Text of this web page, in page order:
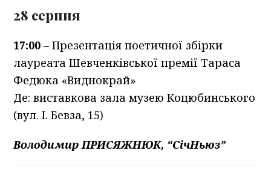
28 серпня
17:00– Презентація поетичної збірки
лауреата Шевченківської премії Тараса
Федюка «Виднокрай»
Де: виставкова зала музею Коцюбинського
(вул. І. Бевза, 15)
Володимир ПРИСЯЖНЮК, “СічНьюз”